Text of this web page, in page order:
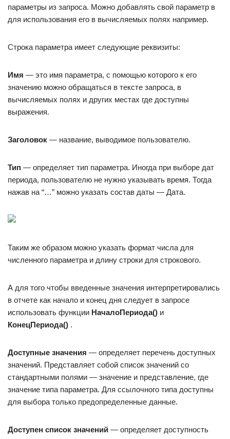
параметры из запроса. Можно добавлять свой параметр в
для использования его в вычисляемых полях например.
Строка параметра имеет следующие реквизиты:
Имя — это имя параметра, с помощью которого к его
значению можно обращаться в тексте запроса, в
вычисляемых полях и других местах где доступны
выражения.
Заголовок — название, выводимое пользователю.
Тип — определяет тип параметра. Иногда при выборе дат
периода, пользователю не нужно указывать время. Тогда
нажав на “…” можно указать состав даты — Дата.
Таким же образом можно указать формат числа для
численного параметра и длину строки для строкового.
А для того чтобы введенные значения интерпретировались
в отчете как начало и конец дня следует в запросе
использовать функции НачалоПериода() и
КонецПериода() .
Доступные значения — определяет перечень доступных
значений. Представляет собой список значений со
стандартными полями — значение и представление, где
значение типа параметра. Для ссылочного типа доступны
для выбора только предопределенные данные.
Доступен список значений — определяет доступность